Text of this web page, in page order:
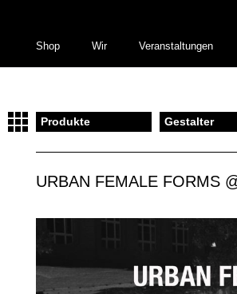
Shop Wir Veranstaltungen
Produkte Gestalter
URBAN FEMALE FORMS